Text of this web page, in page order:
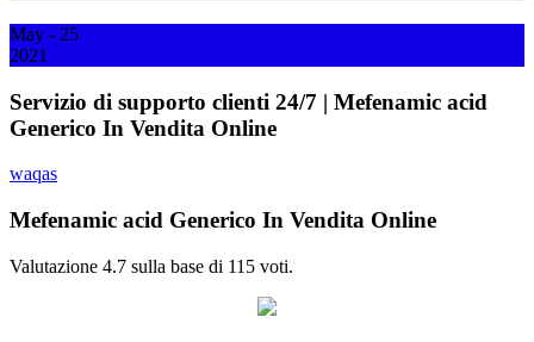
May - 25
2021
Servizio di supporto clienti 24/7 | Mefenamic acid
Generico In Vendita Online
waqas
Mefenamic acid Generico In Vendita Online
Valutazione 4.7 sulla base di 115 voti.